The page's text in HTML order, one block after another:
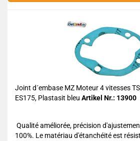
Joint d´embase MZ Moteur 4 vitesses
ES175, Plastasit bleu Artikel Nr.: 13900
Qualité améliorée, précision
100%. Le matériau d'étanchéité est